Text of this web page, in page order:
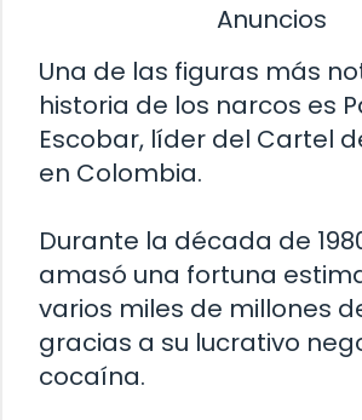
Anuncios
Una de las figuras más
historia de los narcos es
Escobar, líder del Cartel
en Colombia.
Durante la década de
amasó una fortuna
varios miles de millones
gracias a su lucrativo
cocaína.